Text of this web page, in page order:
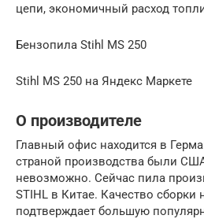
цепи, экономичный расход
Бензопила Stihl MS 250
Stihl MS 250 на Яндекс Маркете
О производителе
Главный офис находится в
страной производства были
невозможно. Сейчас пила
STIHL в Китае. Качество сборки
подтверждает большую